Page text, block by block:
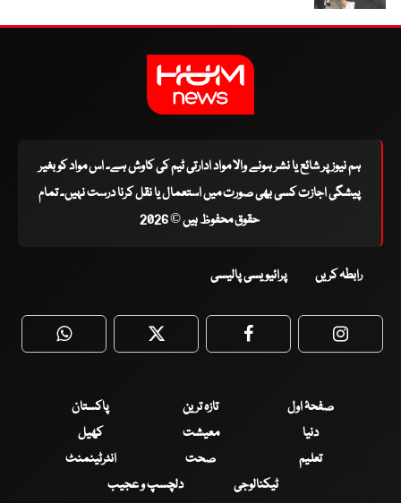
ہم نیوز پر شائع یا نشر ہونے والا مواد ادارتی ٹیم کی کاوش ہے۔ اس مواد کو بغیر
پیشگی اجازت کسی بھی صورت میں استعمال یا نقل کرنا درست نہیں۔ تمام
حقوق محفوظ ہیں © 2026
رابطہ کریں پرائیویسی پالیسی
WhatsApp Twitter Facebook
صفحۂ اول تازہ ترین
پاکستان
دنیا
معیشت
کھیل
تعلیم
صحت
انٹرٹینمنٹ
ٹیکنالوجی
دلچسپ و عجیب